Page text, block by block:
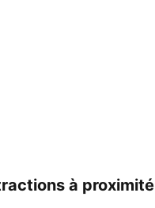
à proximité